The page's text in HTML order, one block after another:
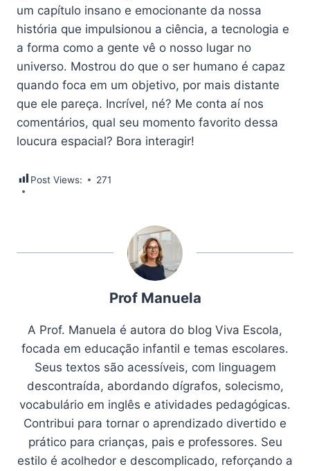
um capítulo insano e emocionante da nossa
história que impulsionou a ciência, a tecnologia e
a forma como a gente vê o nosso lugar no
universo. Mostrou do que o ser humano é capaz
quando foca em um objetivo, por mais distante
que ele pareça. Incrível, né? Me conta aí nos
comentários, qual seu momento favorito dessa
loucura espacial? Bora interagir!
Post Views: 271
Prof Manuela
A Prof. Manuela é autora do blog Viva Escola,
focada em educação infantil e temas escolares.
Seus textos são acessíveis, com linguagem
descontraída, abordando dígrafos, solecismo,
vocabulário em inglês e atividades pedagógicas.
Contribui para tornar o aprendizado divertido e
prático para crianças, pais e professores. Seu
estilo é acolhedor e descomplicado, reforçando a